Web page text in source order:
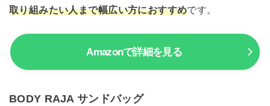
取り組みたい人まで幅広い方におすすめです。
Amazonで詳細を見る
BODY RAJA サンドバッグ